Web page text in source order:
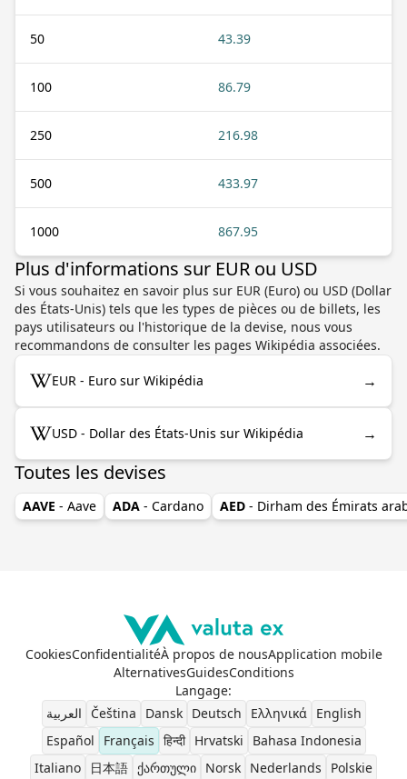
50 43.39
100 86.79
250 216.98
500 433.97
1000 867.95
Plus d'informations sur EUR ou USD
Si vous souhaitez en savoir plus sur EUR (Euro) ou USD (Dollar
des États-Unis) tels que les types de pièces ou de billets, les
pays utilisateurs ou l'historique de la devise, nous vous
recommandons de consulter les pages Wikipédia associées.
EUR - Euro sur Wikipédia →
USD - Dollar des États-Unis sur Wikipédia →
Toutes les devises
AAVE - Aave ADA - Cardano AED - Dirham des Émirats
CookiesConfidentialitéÀ propos de nousApplication mobile
AlternativesGuidesConditions
Langage:
العربية
Čeština Dansk Deutsch Ελληνικά
English
Español
Français हिन्दी Hrvatski
Bahasa Indonesia
Italiano
日本語 ქართული Norsk Nederlands Polskie